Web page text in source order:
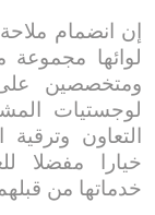
إن انضمام
لوائها
ومتخصصين
لوجستيات
التعاون
خيارا مفضلا
خدماتها من